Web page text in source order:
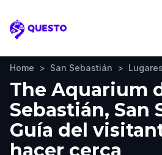
Questo
Home > San Sebastián >
The Aquarium
Sebastián, San
Guía del
hacer cerca